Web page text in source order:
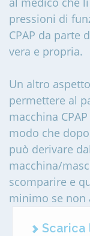
pressioni di
CPAP da parte
vera e propria.
Un altro
permettere al
macchina
modo che
può derivare
macchina/
scomparire e
minimo se non
Scarica